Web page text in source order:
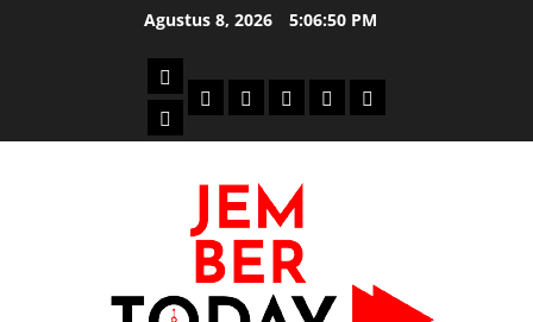
Agustus 8, 2026 5:06:50 PM
Beranda
News
PolitikOtomotifEkonomiSosialtentang